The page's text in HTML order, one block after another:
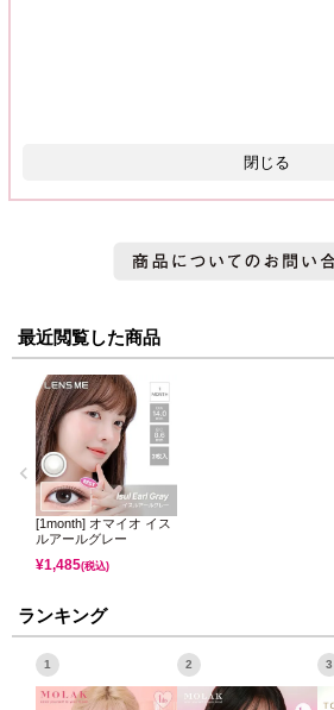
閉じる
最近閲覧した商品
[1month] オマイオ イス
ルアールグレー
¥1,485(税込)
ランキング
1 2 3